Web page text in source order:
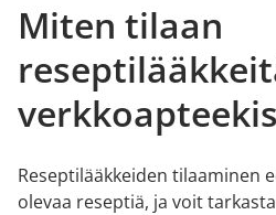
Miten tilaan
Reseptilääkkeiden tilaaminen
olevaa reseptiä, ja voit